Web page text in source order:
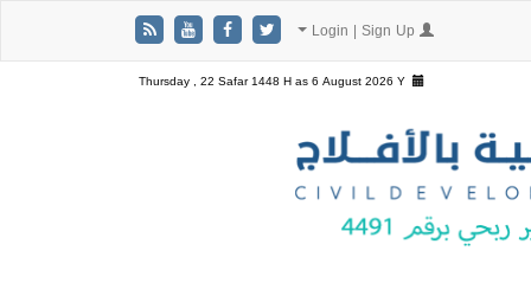
Thursday , 22 Safar 1448 H as6 August 2026 Y